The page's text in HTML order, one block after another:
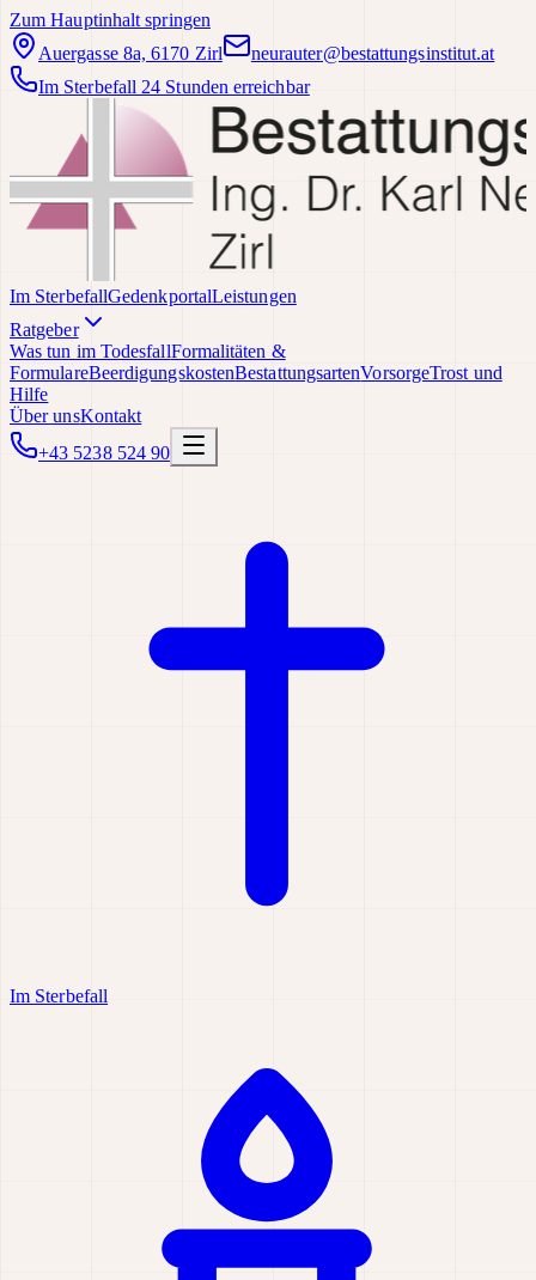
Zum Hauptinhalt springen
Auergasse 8a, 6170 Zirl
neurauter@bestattungsinstitut.at
Im Sterbefall 24 Stunden erreichbar
Im SterbefallGedenkportalLeistungen
Ratgeber
Was tun im TodesfallFormalitäten &
FormulareBeerdigungskostenBestattungsartenVorsorgeTrost und
Hilfe
Über unsKontakt
+43 5238 524 90
Im Sterbefall